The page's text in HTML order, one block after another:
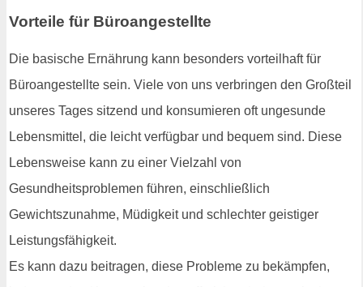
Vorteile für Büroangestellte
Die basische Ernährung kann besonders vorteilhaft für
Büroangestellte sein. Viele von uns verbringen den Großteil
unseres Tages sitzend und konsumieren oft ungesunde
Lebensmittel, die leicht verfügbar und bequem sind. Diese
Lebensweise kann zu einer Vielzahl von
Gesundheitsproblemen führen, einschließlich
Gewichtszunahme, Müdigkeit und schlechter geistiger
Leistungsfähigkeit.
Es kann dazu beitragen, diese Probleme zu bekämpfen,